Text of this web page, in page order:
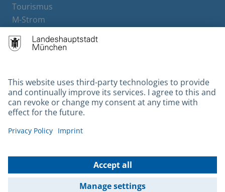
Tourismus
M-Strom
Hotels
Contact
Barrierefreiheit
Leichte Sprache
Gebärdensprache
Kontakt